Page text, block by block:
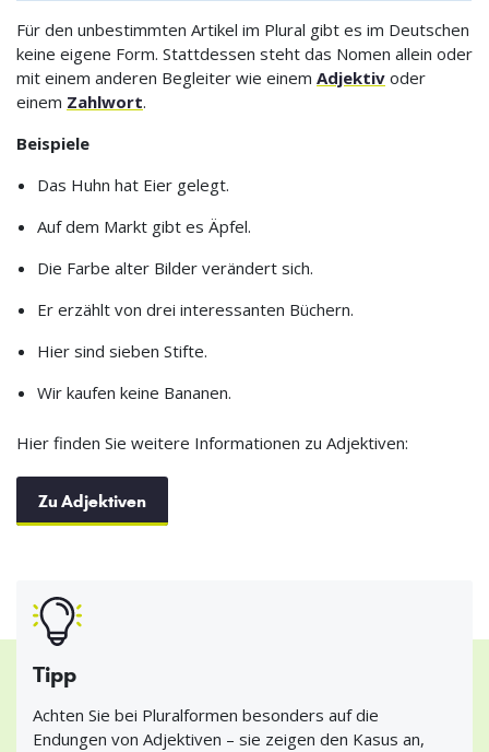
Für den unbestimmten Artikel im Plural gibt es im Deutschen
keine eigene Form. Stattdessen steht das Nomen allein oder
mit einem anderen Begleiter wie einem Adjektiv oder
einem Zahlwort.
Beispiele
Das Huhn hat Eier gelegt.
Auf dem Markt gibt es Äpfel.
Die Farbe alter Bilder verändert sich.
Er erzählt von drei interessanten Büchern.
Hier sind sieben Stifte.
Wir kaufen keine Bananen.
Hier finden Sie weitere Informationen zu Adjektiven:
Zu Adjektiven
Tipp
Achten Sie bei Pluralformen besonders auf die
Endungen von Adjektiven – sie zeigen den Kasus an,